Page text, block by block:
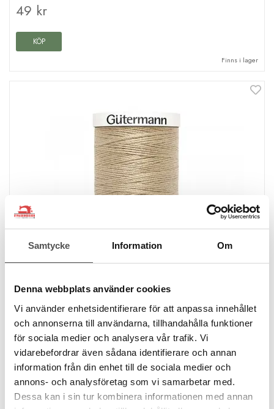
Samtycke Information Om
Denna webbplats använder cookies
Vi använder enhetsidentifierare för att anpassa innehållet
och annonserna till användarna, tillhandahålla funktioner
för sociala medier och analysera vår trafik. Vi
vidarebefordrar även sådana identifierare och annan
information från din enhet till de sociala medier och
annons- och analysföretag som vi samarbetar med.
Dessa kan i sin tur kombinera informationen med annan
49 kr
KÖP
Finns i lager
Gütermann
Gütermann Denim jeanstråd 2795 beige
Jeanstråd 100 meter
Finns i 35 färger
Slitagetålig
Grov men lättsydd